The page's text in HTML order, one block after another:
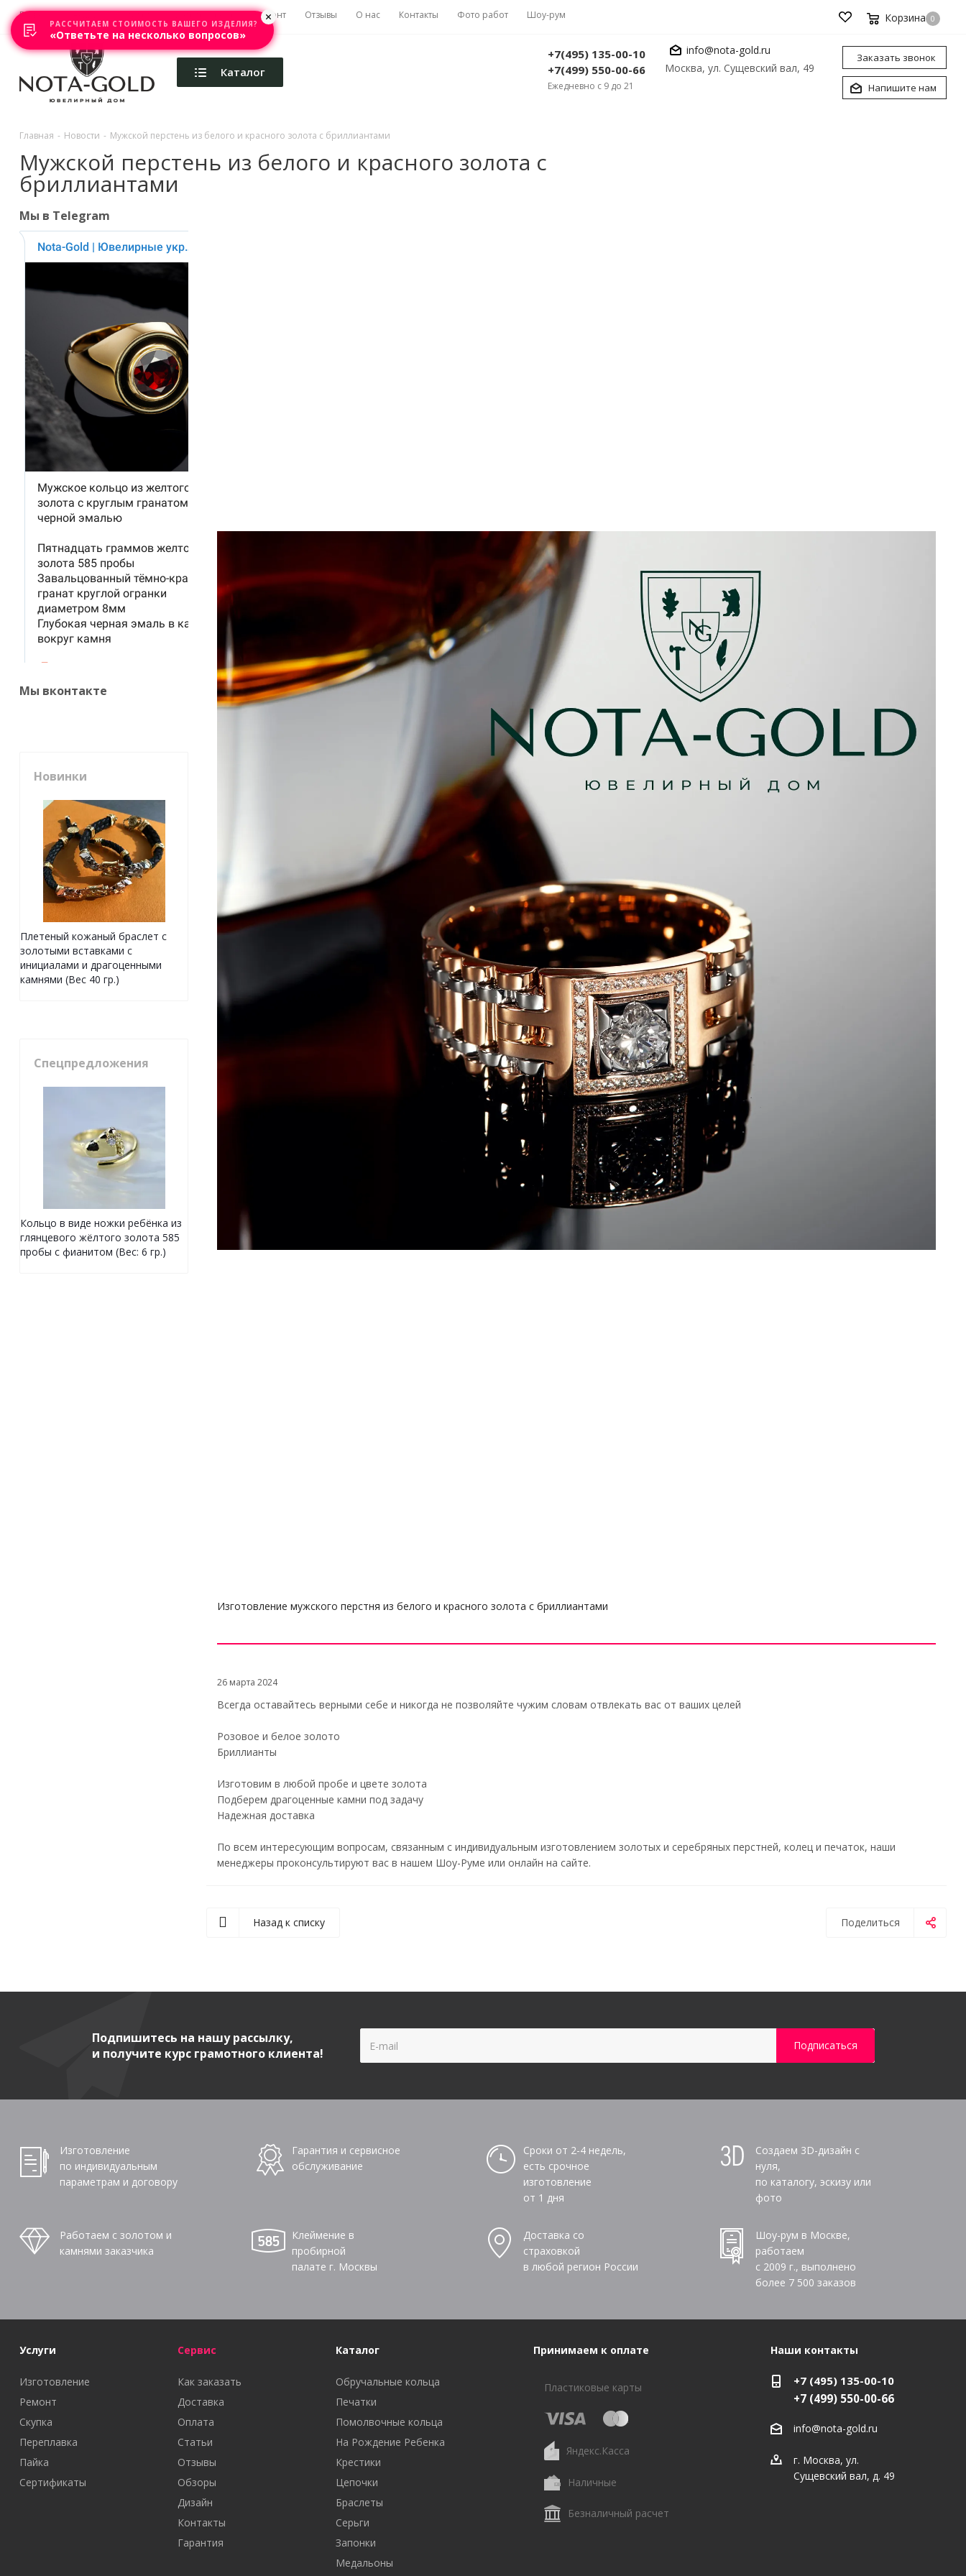
Главная Акции Каталоги Изготовление Ремонт Отзывы О нас Контакты Фото работ Шоу-рум Корзина 0
Каталог
+7(495) 135-00-10
+7(499) 550-00-66
Ежедневно с 9 до 21
info@nota-gold.ru
Москва, ул. Сущевский вал, 49
Заказать звонок
Напишите нам
Главная - Новости - Мужской перстень из белого и красного золота с бриллиантами
Мужской перстень из белого и красного золота с
бриллиантами
Изготовление мужского перстня из белого и красного золота с бриллиантами
26 марта 2024
Всегда оставайтесь верными себе и никогда не позволяйте чужим словам отвлекать вас от ваших целей
Розовое и белое золото
Бриллианты
Изготовим в любой пробе и цвете золота
Подберем драгоценные камни под задачу
Надежная доставка
По всем интересующим вопросам, связанным с индивидуальным изготовлением золотых и серебряных перстней, колец и печаток, наши
менеджеры проконсультируют вас в нашем Шоу-Руме или онлайн на сайте.
Поделиться
Назад к списку
Мы в Telegram
Мы вконтакте
Новинки
Плетеный кожаный браслет с
золотыми вставками с
инициалами и драгоценными
камнями (Вес 40 гр.)
Спецпредложения
Кольцо в виде ножки ребёнка из
глянцевого жёлтого золота 585
пробы с фианитом (Вес: 6 гр.)
Подпишитесь на нашу рассылку,
и получите курс грамотного клиента!
Изготовление
по индивидуальным
параметрам и договору
Гарантия и сервисное
обслуживание
Сроки от 2-4 недель,
есть срочное
изготовление
от 1 дня
Создаем 3D-дизайн с
нуля,
по каталогу, эскизу или
фото
Работаем с золотом и
камнями заказчика
Клеймение в
пробирной
палате г. Москвы
Доставка со
страховкой
в любой регион России
Шоу-рум в Москве,
работаем
с 2009 г., выполнено
более 7 500 заказов
Услуги
Изготовление
Ремонт
Скупка
Переплавка
Пайка
Сертификаты
Сервис
Как заказать
Доставка
Оплата
Статьи
Отзывы
Обзоры
Дизайн
Контакты
Гарантия
Каталог
Обручальные кольца
Печатки
Помолвочные кольца
На Рождение Ребенка
Крестики
Цепочки
Браслеты
Серьги
Запонки
Медальоны
Принимаем к оплате
Пластиковые карты
Яндекс.Касса
Наличные
Безналичный расчет
Наши контакты
+7 (495) 135-00-10
+7 (499) 550-00-66
info@nota-gold.ru
г. Москва, ул.
Сущевский вал, д. 49
РАССЧИТАЕМ СТОИМОСТЬ ВАШЕГО ИЗДЕЛИЯ?
«Ответьте на несколько вопросов»